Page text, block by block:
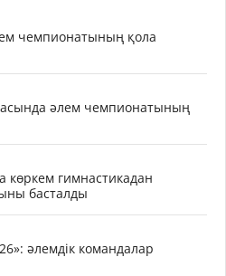
чемпионатының қола
әлем чемпионатының
көркем гимнастикадан
басталды
әлемдік командалар